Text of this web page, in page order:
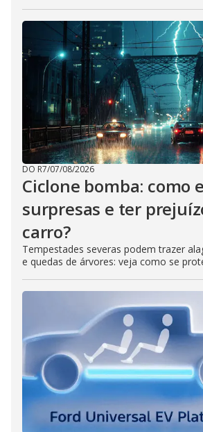
DO R7/07/08/2026
Ciclone bomba: como
surpresas e ter
carro?
Tempestades severas podem trazer
e quedas de árvores: veja como se